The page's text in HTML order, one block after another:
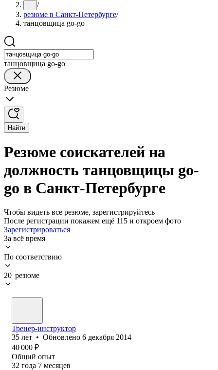
... /
резюме в Санкт-Петербурге/
танцовщица go-go
танцовщица go-go
Резюме
Найти
Резюме соискателей на
должность танцовщицы go-
go в Санкт-Петербурге
Чтобы видеть все резюме, зарегистрируйтесь
После регистрации покажем ещё 115 и откроем фото
Зарегистрироваться
За всё время
По соответствию
20 резюме
Тренер-инструктор
35 лет • Обновлено 6 декабря 2014
40 000 ₽
Общий опыт
32 года 7 месяцев